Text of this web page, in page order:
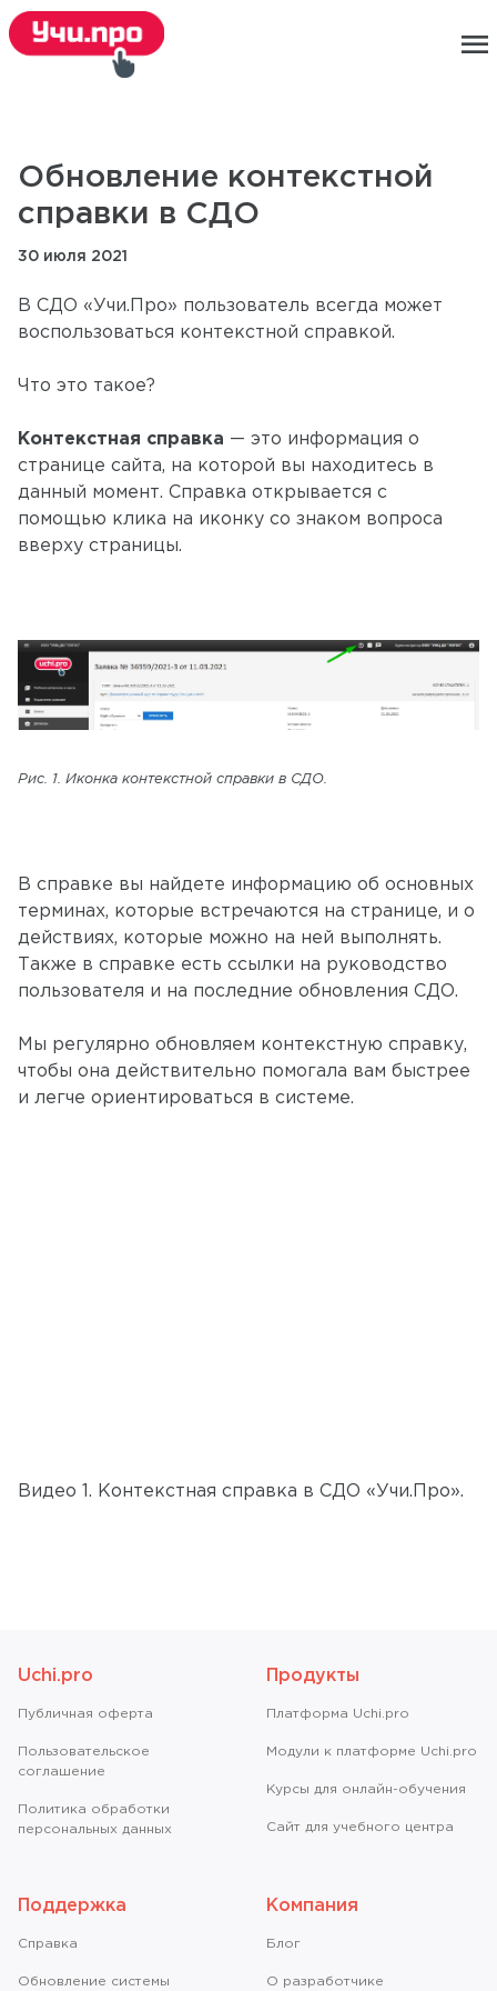
menu
Обновление контекстной
справки в СДО
30 июля 2021
В СДО «Учи.Про» пользователь всегда может
воспользоваться контекстной справкой.
Что это такое?
Контекстная справка — это информация о
странице сайта, на которой вы находитесь в
данный момент. Справка открывается с
помощью клика на иконку со знаком вопроса
вверху страницы.
Рис. 1. Иконка контекстной справки в СДО.
В справке вы найдете информацию об основных
терминах, которые встречаются на странице, и о
действиях, которые можно на ней выполнять.
Также в справке есть ссылки на руководство
пользователя и на последние обновления СДО.
Мы регулярно обновляем контекстную справку,
чтобы она действительно помогала вам быстрее
и легче ориентироваться в системе.
Видео 1. Контекстная справка в СДО «Учи.Про».
Uchi.pro
Публичная оферта
Пользовательское
соглашение
Политика обработки
персональных данных
Продукты
Платформа Uchi.pro
Модули к платформе Uchi.pro
Курсы для онлайн-обучения
Сайт для учебного центра
Поддержка
Справкa
Обновление системы
Компания
Блог
О разработчике